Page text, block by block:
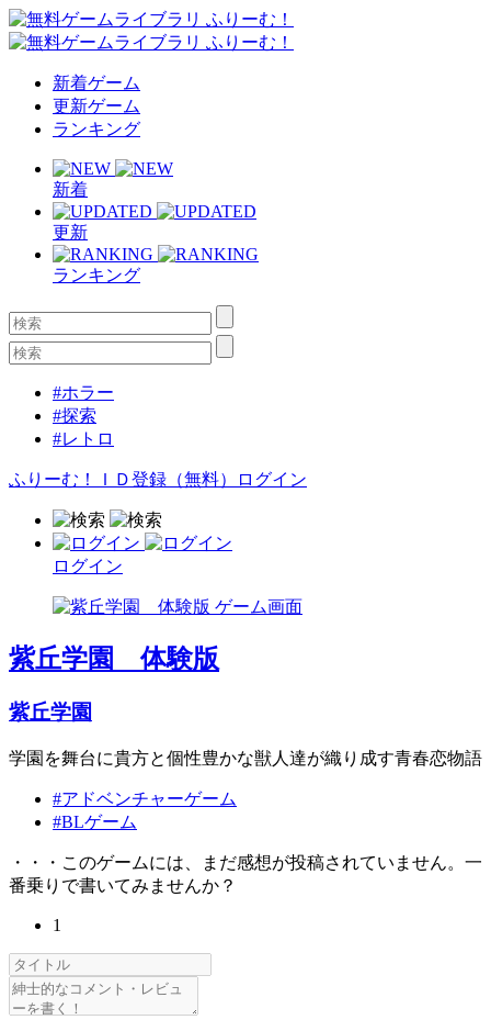
新着ゲーム
更新ゲーム
ランキング
新着
更新
ランキング
#ホラー
#探索
#レトロ
ふりーむ！ＩＤ登録（無料） ログイン
ログイン
紫丘学園 体験版
紫丘学園
学園を舞台に貴方と個性豊かな獣人達が織り成す青春恋物語
#アドベンチャーゲーム
#BLゲーム
・・・このゲームには、まだ感想が投稿されていません。一
番乗りで書いてみませんか？
1